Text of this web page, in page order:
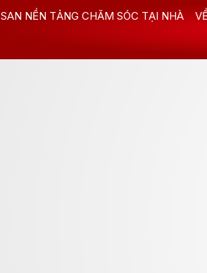
SAN NỀN TẢNG CHĂM SÓC TẠI NHÀ